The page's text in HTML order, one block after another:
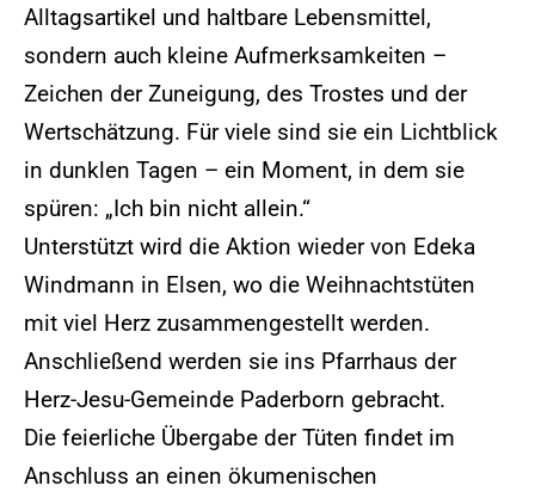
Alltagsartikel und haltbare Lebensmittel,
sondern auch kleine Aufmerksamkeiten –
Zeichen der Zuneigung, des Trostes und der
Wertschätzung. Für viele sind sie ein Lichtblick
in dunklen Tagen – ein Moment, in dem sie
spüren: „Ich bin nicht allein.“
Unterstützt wird die Aktion wieder von Edeka
Windmann in Elsen, wo die Weihnachtstüten
mit viel Herz zusammengestellt werden.
Anschließend werden sie ins Pfarrhaus der
Herz-Jesu-Gemeinde Paderborn gebracht.
Die feierliche Übergabe der Tüten findet im
Anschluss an einen ökumenischen